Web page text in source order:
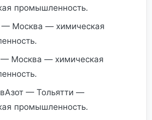
промышленность.
— Москва — химическая
Москва — химическая
— Тольятти —
промышленность.